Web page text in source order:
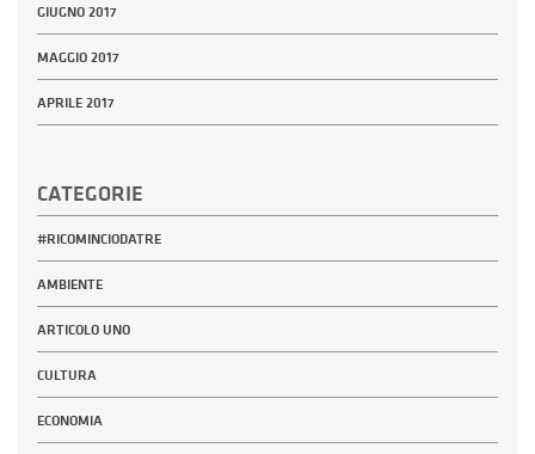
GIUGNO 2017
MAGGIO 2017
APRILE 2017
CATEGORIE
#RICOMINCIODATRE
AMBIENTE
ARTICOLO UNO
CULTURA
ECONOMIA